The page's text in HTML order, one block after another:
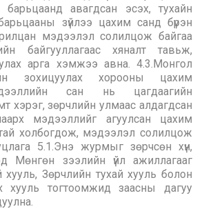
барьцаанд авагдсан эсэх, тухайн
зүйлээ цахим санд бүрэн
мэдээлэл солилцож байгаа
байгууллагаас хяналт тавьж,
арга хэмжээ авна. 4.3.Монгол
зохицуулах хорооны цахим
сан нь цагдаагийн
хэрэг, зөрчлийн улмаас алдагдсан
мэдээллийг агуулсан цахим
холбогдож, мэдээлэл солилцож
5.1.Энэ журмыг зөрчсөн хүн,
Мөнгөн зээлийн үйл ажиллагааг
хууль, Зөрчлийн тухай хууль болон
хууль тогтоомжид заасны дагуу